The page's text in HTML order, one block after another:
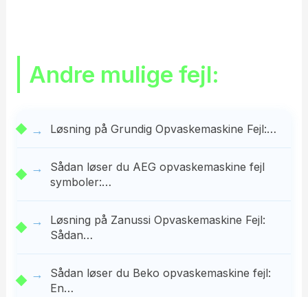
Andre mulige fejl:
Løsning på Grundig Opvaskemaskine Fejl:…
Sådan løser du AEG opvaskemaskine fejl
symboler:…
Løsning på Zanussi Opvaskemaskine Fejl:
Sådan…
Sådan løser du Beko opvaskemaskine fejl:
En…